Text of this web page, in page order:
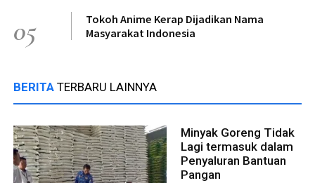
05
Tokoh Anime Kerap Dijadikan Nama
Masyarakat Indonesia
BERITA TERBARU LAINNYA
Minyak Goreng Tidak
Lagi termasuk dalam
Penyaluran Bantuan
Pangan